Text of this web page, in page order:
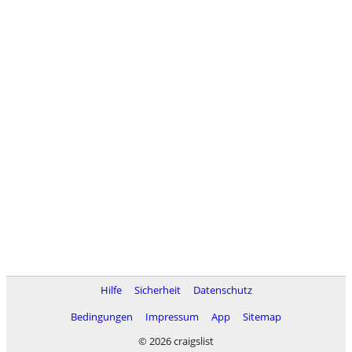
Hilfe Sicherheit
Datenschutz
Bedingungen
Impressum App
Sitemap
© 2026 craigslist